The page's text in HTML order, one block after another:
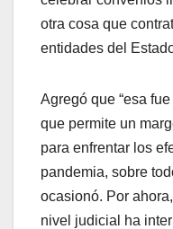
otra cosa que
entidades del
Agregó que “esa
que permite un
para enfrentar los
pandemia, sobre
ocasionó. Por
nivel judicial ha